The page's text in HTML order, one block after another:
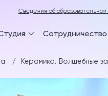
Сведения об образовательной
Сотрудничество
Керамика. Волшебные